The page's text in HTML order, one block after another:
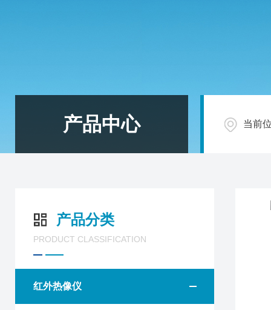
产品中心 当前
产品分类
PRODUCT CLASSIFICATION
红外热像仪